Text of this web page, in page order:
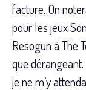
facture. On
pour les jeux
Resogun à The
que
je ne m’y